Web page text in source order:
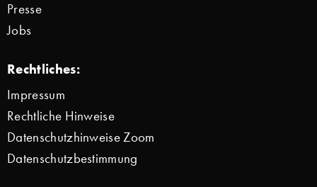
Presse
Jobs
Rechtliches:
Impressum
Rechtliche Hinweise
Datenschutzhinweise Zoom
Datenschutzbestimmung